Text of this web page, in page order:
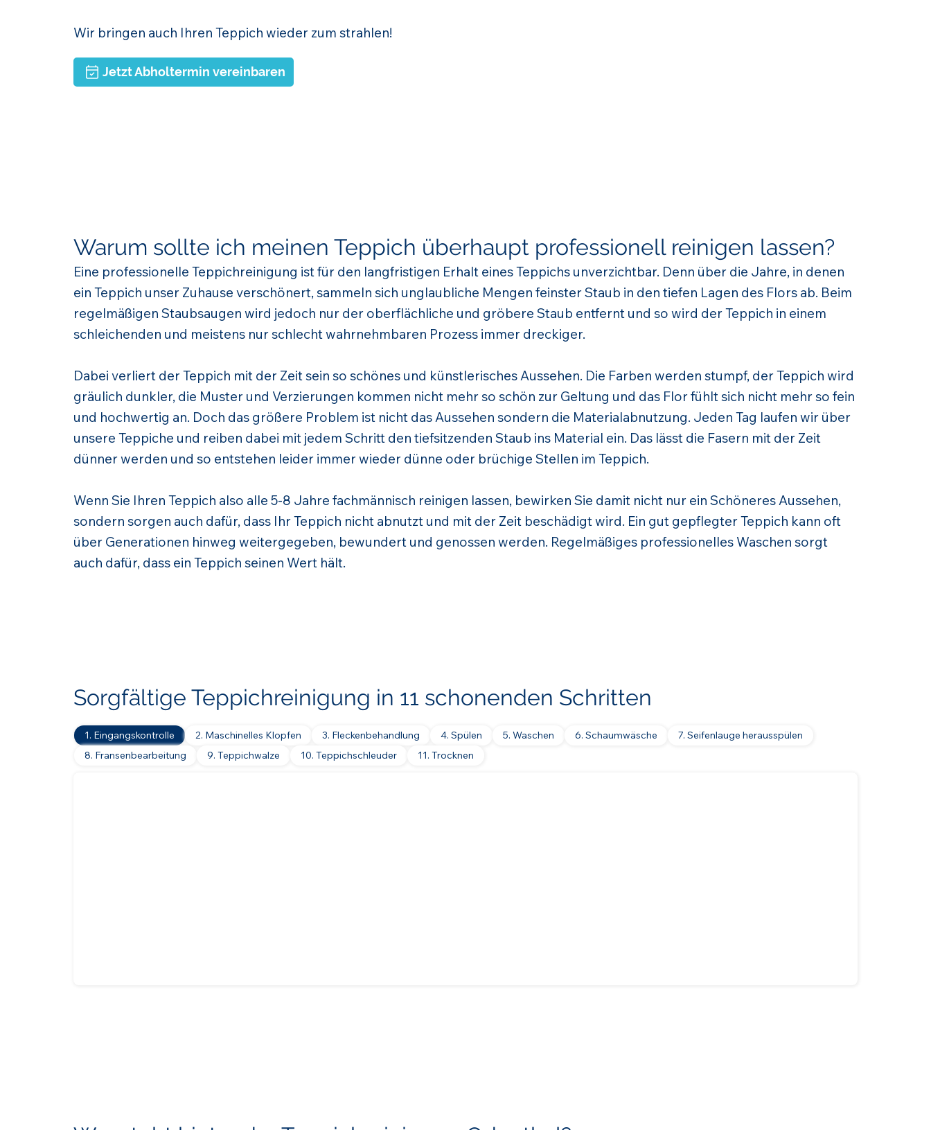
Wir bringen auch Ihren Teppich wieder zum strahlen!
Jetzt Abholtermin vereinbaren
Warum sollte ich meinen Teppich überhaupt professionell reinigen lassen?
Eine professionelle Teppichreinigung ist für den langfristigen Erhalt eines Teppichs unverzichtbar. Denn über die Jahre, in denen
ein Teppich unser Zuhause verschönert, sammeln sich unglaubliche Mengen feinster Staub in den tiefen Lagen des Flors ab. Beim
regelmäßigen Staubsaugen wird jedoch nur der oberflächliche und gröbere Staub entfernt und so wird der Teppich in einem
schleichenden und meistens nur schlecht wahrnehmbaren Prozess immer dreckiger.
Dabei verliert der Teppich mit der Zeit sein so schönes und künstlerisches Aussehen. Die Farben werden stumpf, der Teppich wird
gräulich dunkler, die Muster und Verzierungen kommen nicht mehr so schön zur Geltung und das Flor fühlt sich nicht mehr so fein
und hochwertig an. Doch das größere Problem ist nicht das Aussehen sondern die Materialabnutzung. Jeden Tag laufen wir über
unsere Teppiche und reiben dabei mit jedem Schritt den tiefsitzenden Staub ins Material ein. Das lässt die Fasern mit der Zeit
dünner werden und so entstehen leider immer wieder dünne oder brüchige Stellen im Teppich.
Wenn Sie Ihren Teppich also alle 5-8 Jahre fachmännisch reinigen lassen, bewirken Sie damit nicht nur ein Schöneres Aussehen,
sondern sorgen auch dafür, dass Ihr Teppich nicht abnutzt und mit der Zeit beschädigt wird. Ein gut gepflegter Teppich kann oft
über Generationen hinweg weitergegeben, bewundert und genossen werden. Regelmäßiges professionelles Waschen sorgt
auch dafür, dass ein Teppich seinen Wert hält.
1. Eingangskontrolle 2. Maschinelles Klopfen 3. Fleckenbehandlung 4. Spülen 5. Waschen 6. Schaumwäsche
7. Seifenlauge herausspülen
8. Fransenbearbeitung
9. Teppichwalze 10. Teppichschleuder 11. Trocknen
Sorgfältige Teppichreinigung in 11 schonenden Schritten